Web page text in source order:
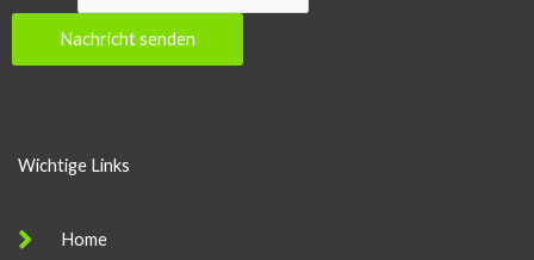
Nachricht senden
Wichtige Links
Home